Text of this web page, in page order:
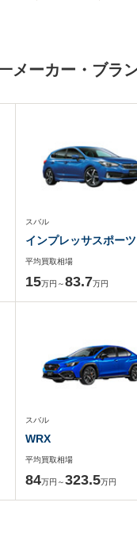
メーカー・ブラ
スバル
インプレッサスポーツ
平均買取相場
15万円～83.7万円
スバル
WRX
平均買取相場
84万円～323.5万円